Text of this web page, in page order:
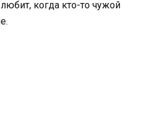
когда кто-то чужой